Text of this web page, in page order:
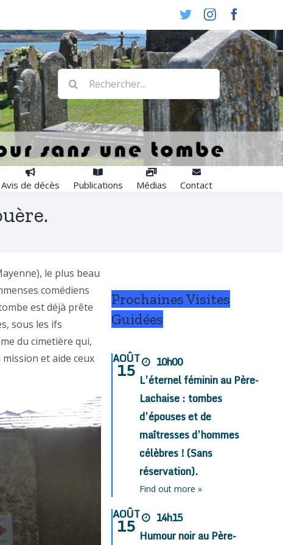
TwitterInstagram
Rechercher:
Avis de décès Publications Médias Contact
le plus beau
comédiens
est déjà prête
sous les ifs
du cimetière qui,
et aide ceux
Prochaines Visites
Guidées
AOÛT
15
10h00
L’éternel féminin au Père-
Lachaise : tombes
d’épouses et de
maîtresses d’hommes
célèbres ! (Sans
réservation).
Find out more »
AOÛT
15
14h15
Humour noir au Père-